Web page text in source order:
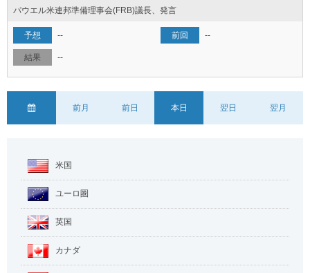
パウエル米連邦準備理事会(FRB)議長、発言
-- --
--
前月 前日 本日 翌日 翌月
米国
ユーロ圏
英国
カナダ